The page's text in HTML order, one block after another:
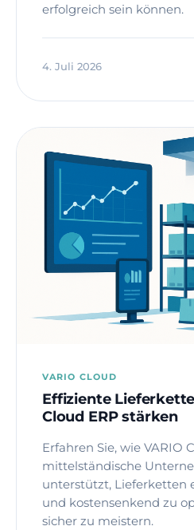
erfolgreich sein können.
4. Juli 2026
VARIO CLOUD
Effiziente
Cloud ERP stärken
Erfahren Sie, wie VARIO
mittelständische
unterstützt, Lieferketten
und kostensenkend zu
sicher zu meistern.